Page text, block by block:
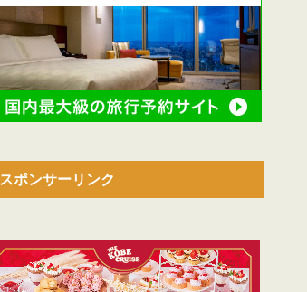
スポンサーリンク